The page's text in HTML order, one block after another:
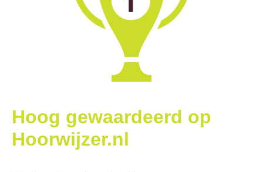
Hoog gewaardeerd op
Hoorwijzer.nl